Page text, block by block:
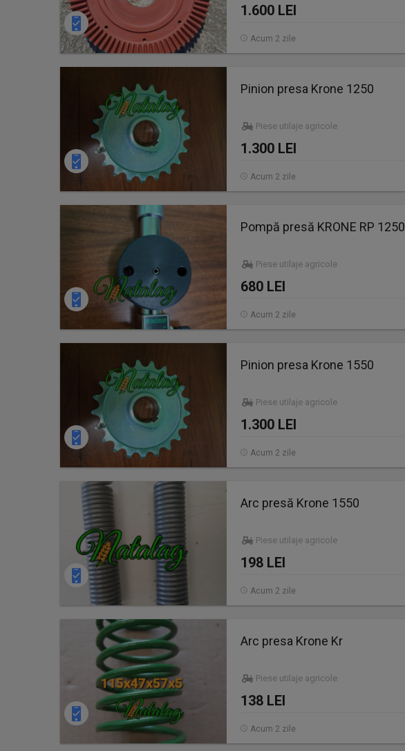
1.600 LEI
Acum 2 zile
Pinion presa Krone 1250
Piese utilaje agricole
1.300 LEI
Acum 2 zile
Pompă presă KRONE RP 1250
Piese utilaje agricole
680 LEI
Acum 2 zile
Pinion presa Krone 1550
Piese utilaje agricole
1.300 LEI
Acum 2 zile
Arc presă Krone 1550
Piese utilaje agricole
198 LEI
Acum 2 zile
Arc presa Krone Kr
Piese utilaje agricole
138 LEI
Acum 2 zile